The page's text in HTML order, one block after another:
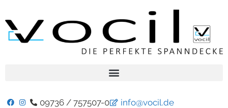
09736 / 757507-0 info@vocil.de